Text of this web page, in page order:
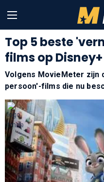
Top 5 beste
films op Disney+
Volgens MovieMeter zijn
persoon'-films die nu